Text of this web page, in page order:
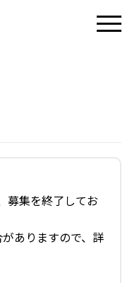
募集を終了してお
ありますので、詳